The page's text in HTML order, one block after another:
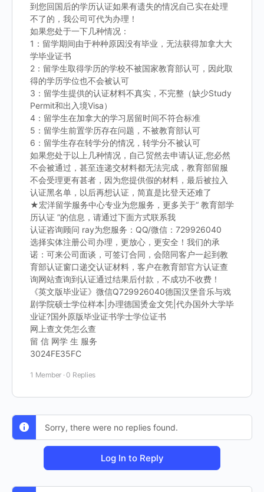
到您回国后的学历认证如果有遗失的情况自己实在处理
不了的，我公司可代为办理！
如果您处于一下几种情况：
1：留学期间由于种种原因没有毕业，无法获得加拿大大
学毕业证书
2：留学生取得学历的学校不被国家教育部认可，因此取
得的学历学位也不会被认可
3：留学生提供的认证材料不真实，不完整（缺少Study
Permit和出入境Visa）
4：留学生在加拿大的学习居留时间不符合标准
5：留学生前置学历存在问题，不被教育部认可
6：留学生存在转学分的情况，转学分不被认可
如果您处于以上几种情况，自己贸然去申请认证,您必然
不会被通过，甚至连递交材料都无法完成，教育部留服
不会受理更有甚者，因为您提供假的材料，最后被拉入
认证黑名单，以后再想认证，简直是比登天还难了
★宏洋留学服务中心专业为您服务，更多关于“ 教育部学
历认证 ”的信息，请通过下面方式联系我
认证咨询顾问 ray为您服务：QQ/微信：729926040
选择实体注册公司办理，更放心，更安全！我们的承
诺：可来公司面谈，可签订合同，会陪同客户一起到教
育部认证窗口递交认证材料，客户在教育部官方认证查
询网站查询到认证通过结果后付款，不成功不收费！
《英文版毕业证》微信Q729926040德国汉堡音乐与戏
剧学院硕士学位样本|办理德国烫金文凭|代办国外大学毕
业证?国外原版毕业证书学士学位证书
网上查文凭怎么查
留 信 网学 生 服务
3024FE35FC
1 Member ·0 Replies
Sorry, there were no replies found.
Log In to Reply